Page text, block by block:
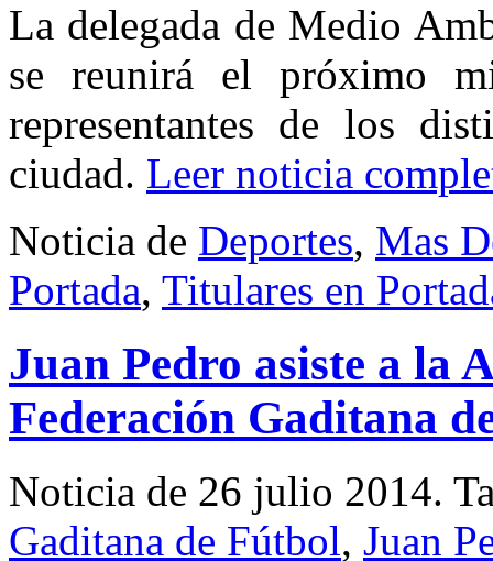
La delegada de Medio
se reunirá el próximo
representantes de los
ciudad. Leer noticia
Noticia de Deportes, Mas
Portada, Titulares en
Juan Pedro asiste a la
Federación Gaditana
Noticia de 26 julio 2014.
Gaditana de Fútbol, Juan